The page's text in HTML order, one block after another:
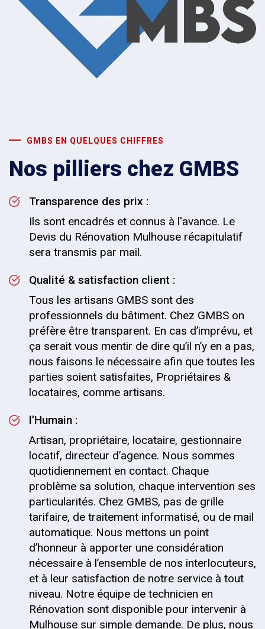
GMBS EN QUELQUES CHIFFRES
Nos pilliers chez GMBS
Transparence des prix :
Ils sont encadrés et connus à l'avance. Le
Devis du Rénovation Mulhouse récapitulatif
sera transmis par mail.
Qualité & satisfaction client :
Tous les artisans GMBS sont des
professionnels du bâtiment. Chez GMBS on
préfère être transparent. En cas d’imprévu, et
ça serait vous mentir de dire qu’il n’y en a pas,
nous faisons le nécessaire afin que toutes les
parties soient satisfaites, Propriétaires &
locataires, comme artisans.
l’Humain :
Artisan, propriétaire, locataire, gestionnaire
locatif, directeur d’agence. Nous sommes
quotidiennement en contact. Chaque
problème sa solution, chaque intervention ses
particularités. Chez GMBS, pas de grille
tarifaire, de traitement informatisé, ou de mail
automatique. Nous mettons un point
d’honneur à apporter une considération
nécessaire à l’ensemble de nos interlocuteurs,
et à leur satisfaction de notre service à tout
niveau. Notre équipe de technicien en
Rénovation sont disponible pour intervenir à
Mulhouse sur simple demande. De plus, nous